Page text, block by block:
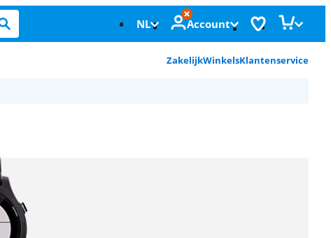
NL Account
ZakelijkWinkelsKlantenservice